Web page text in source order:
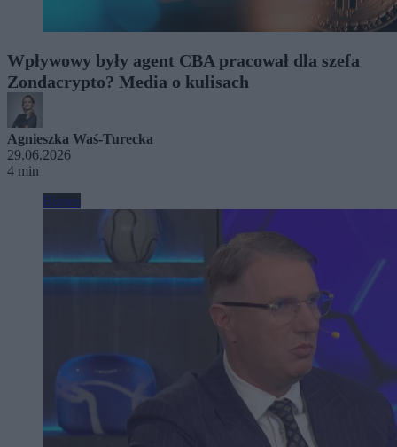
Wpływowy były agent CBA pracował dla szefa
Zondacrypto? Media o kulisach
Agnieszka Waś-Turecka
29.06.2026
4 min
Biznes